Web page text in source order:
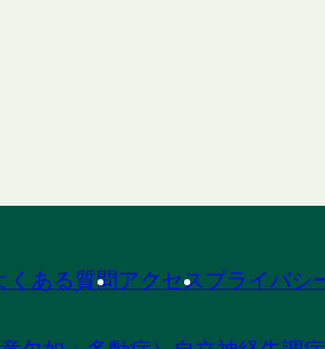
くある質問アクセスプライバシ